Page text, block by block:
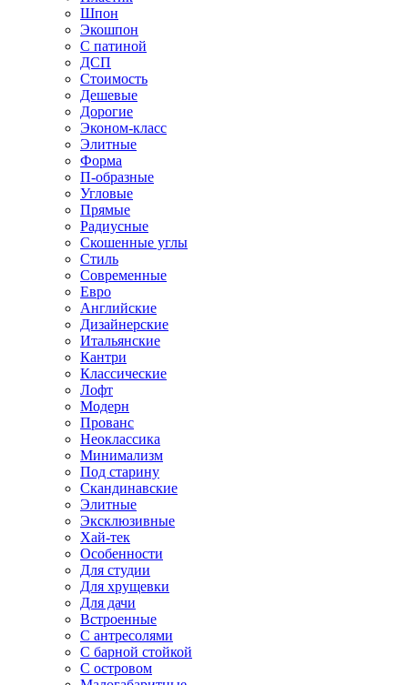
Шпон
Экошпон
С патиной
ДСП
Стоимость
Дешевые
Дорогие
Эконом-класс
Элитные
Форма
П-образные
Угловые
Прямые
Радиусные
Скошенные углы
Стиль
Современные
Евро
Английские
Дизайнерские
Итальянские
Кантри
Классические
Лофт
Модерн
Прованс
Неоклассика
Минимализм
Под старину
Скандинавские
Элитные
Эксклюзивные
Хай-тек
Особенности
Для студии
Для хрущевки
Для дачи
Встроенные
С антресолями
С барной стойкой
С островом